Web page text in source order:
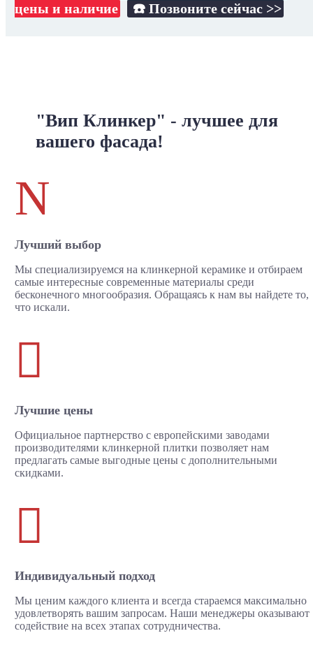
цены и наличие
☎️ Позвоните сейчас >>
"Вип Клинкер" - лучшее для
вашего фасада!
N
Лучший выбор
Мы специализируемся на клинкерной керамике и отбираем
самые интересные современные материалы среди
бесконечного многообразия. Обращаясь к нам вы найдете то,
что искали.

Лучшие цены
Официальное партнерство с европейскими заводами
производителями клинкерной плитки позволяет нам
предлагать самые выгодные цены с дополнительными
скидками.

Индивидуальный подход
Мы ценим каждого клиента и всегда стараемся максимально
удовлетворять вашим запросам. Наши менеджеры оказывают
содействие на всех этапах сотрудничества.